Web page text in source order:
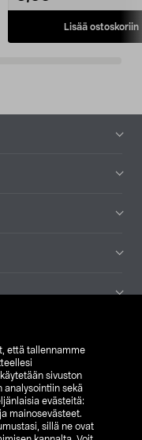
että tallennamme
sivuston
analysointiin sekä
evästeitä:
mainosevästeet.
sillä ne ovat
Lisää ostoskoriin